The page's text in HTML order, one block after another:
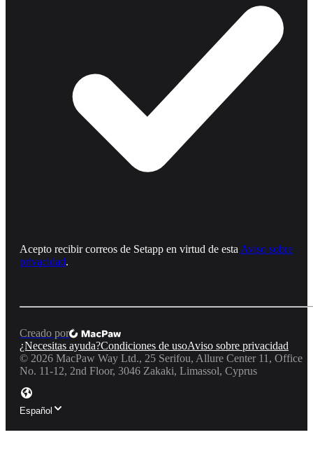
Acepto recibir correos de Setapp en virtud de esta Aviso sobre
privacidad.
Creado por
¿Necesitas ayuda?Condiciones de usoAviso sobre privacidad
© 2026 MacPaw Way Ltd., 25 Serifou, Allure Center 11, Office
No. 11-12, 2nd Floor, 3046 Zakaki, Limassol, Cyprus
Español